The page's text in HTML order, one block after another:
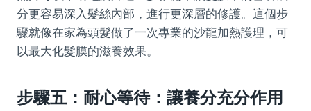
分更容易深入髮絲內部，進行更深層的修護。這個步
驟就像在家為頭髮做了一次專業的沙龍加熱護理，可
以最大化髮膜的滋養效果。
步驟五：耐心等待：讓養分充分作用